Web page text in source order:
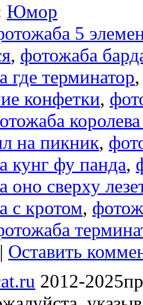
Юмор
5
, фотожаба
где терминатор
конфетки,
королева
на пикник,
кунг фу панда,
оно сверху
с кротом,
| Оставить
2012-2025